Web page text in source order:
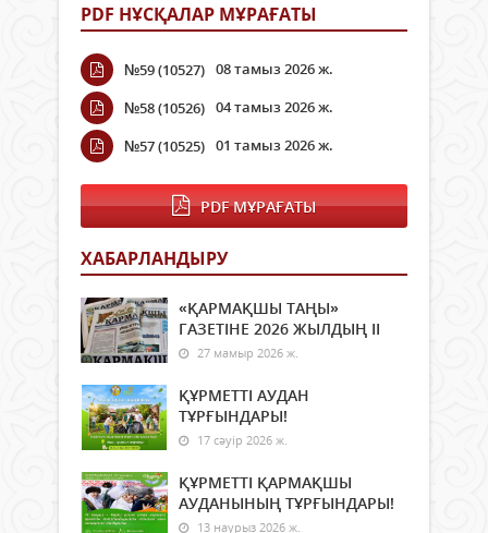
PDF НҰСҚАЛАР МҰРАҒАТЫ
№59 (10527) 08 тамыз 2026 ж.
№58 (10526) 04 тамыз 2026 ж.
№57 (10525) 01 тамыз 2026 ж.
PDF МҰРАҒАТЫ
ХАБАРЛАНДЫРУ
«ҚАРМАҚШЫ ТАҢЫ»
ГАЗЕТІНЕ 2026 ЖЫЛДЫҢ ІI
27 мамыр 2026 ж.
ҚҰРМЕТТІ АУДАН
ТҰРҒЫНДАРЫ!
17 сәуір 2026 ж.
ҚҰРМЕТТІ ҚАРМАҚШЫ
АУДАНЫНЫҢ ТҰРҒЫНДАРЫ!
13 наурыз 2026 ж.